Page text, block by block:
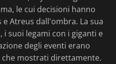
le cui decisioni hanno
Atreus dall'ombra. La sua
i suoi legami con i giganti e
degli eventi erano
mostrati direttamente.